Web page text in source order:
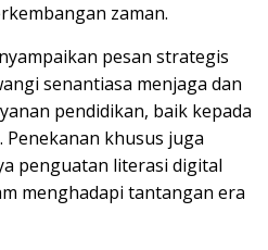
zaman.
pesan strategis
senantiasa menjaga dan
pendidikan, baik kepada
khusus juga
penguatan literasi digital
menghadapi tantangan era